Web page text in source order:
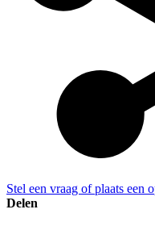
Stel een vraag of plaats een
Delen